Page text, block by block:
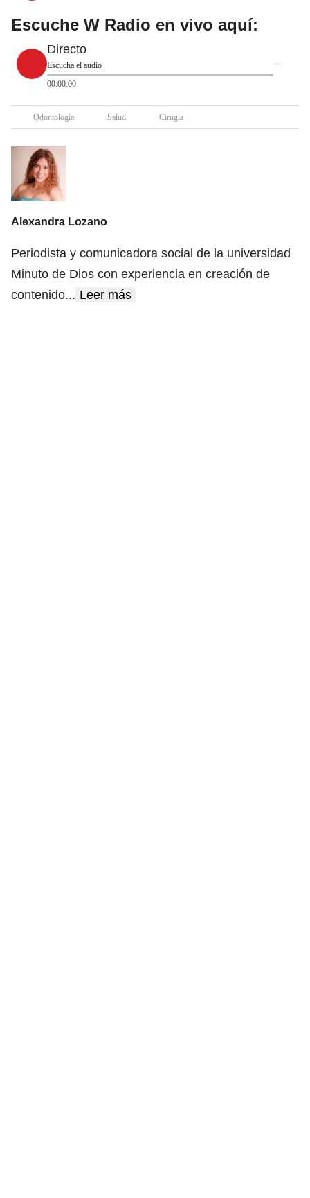
Escuche W Radio en vivo aquí:
Directo
Escucha el audio
00:00:00
Odontología Salud Cirugía
Alexandra Lozano
Periodista y comunicadora social de la universidad
Minuto de Dios con experiencia en creación de
contenido... Leer más